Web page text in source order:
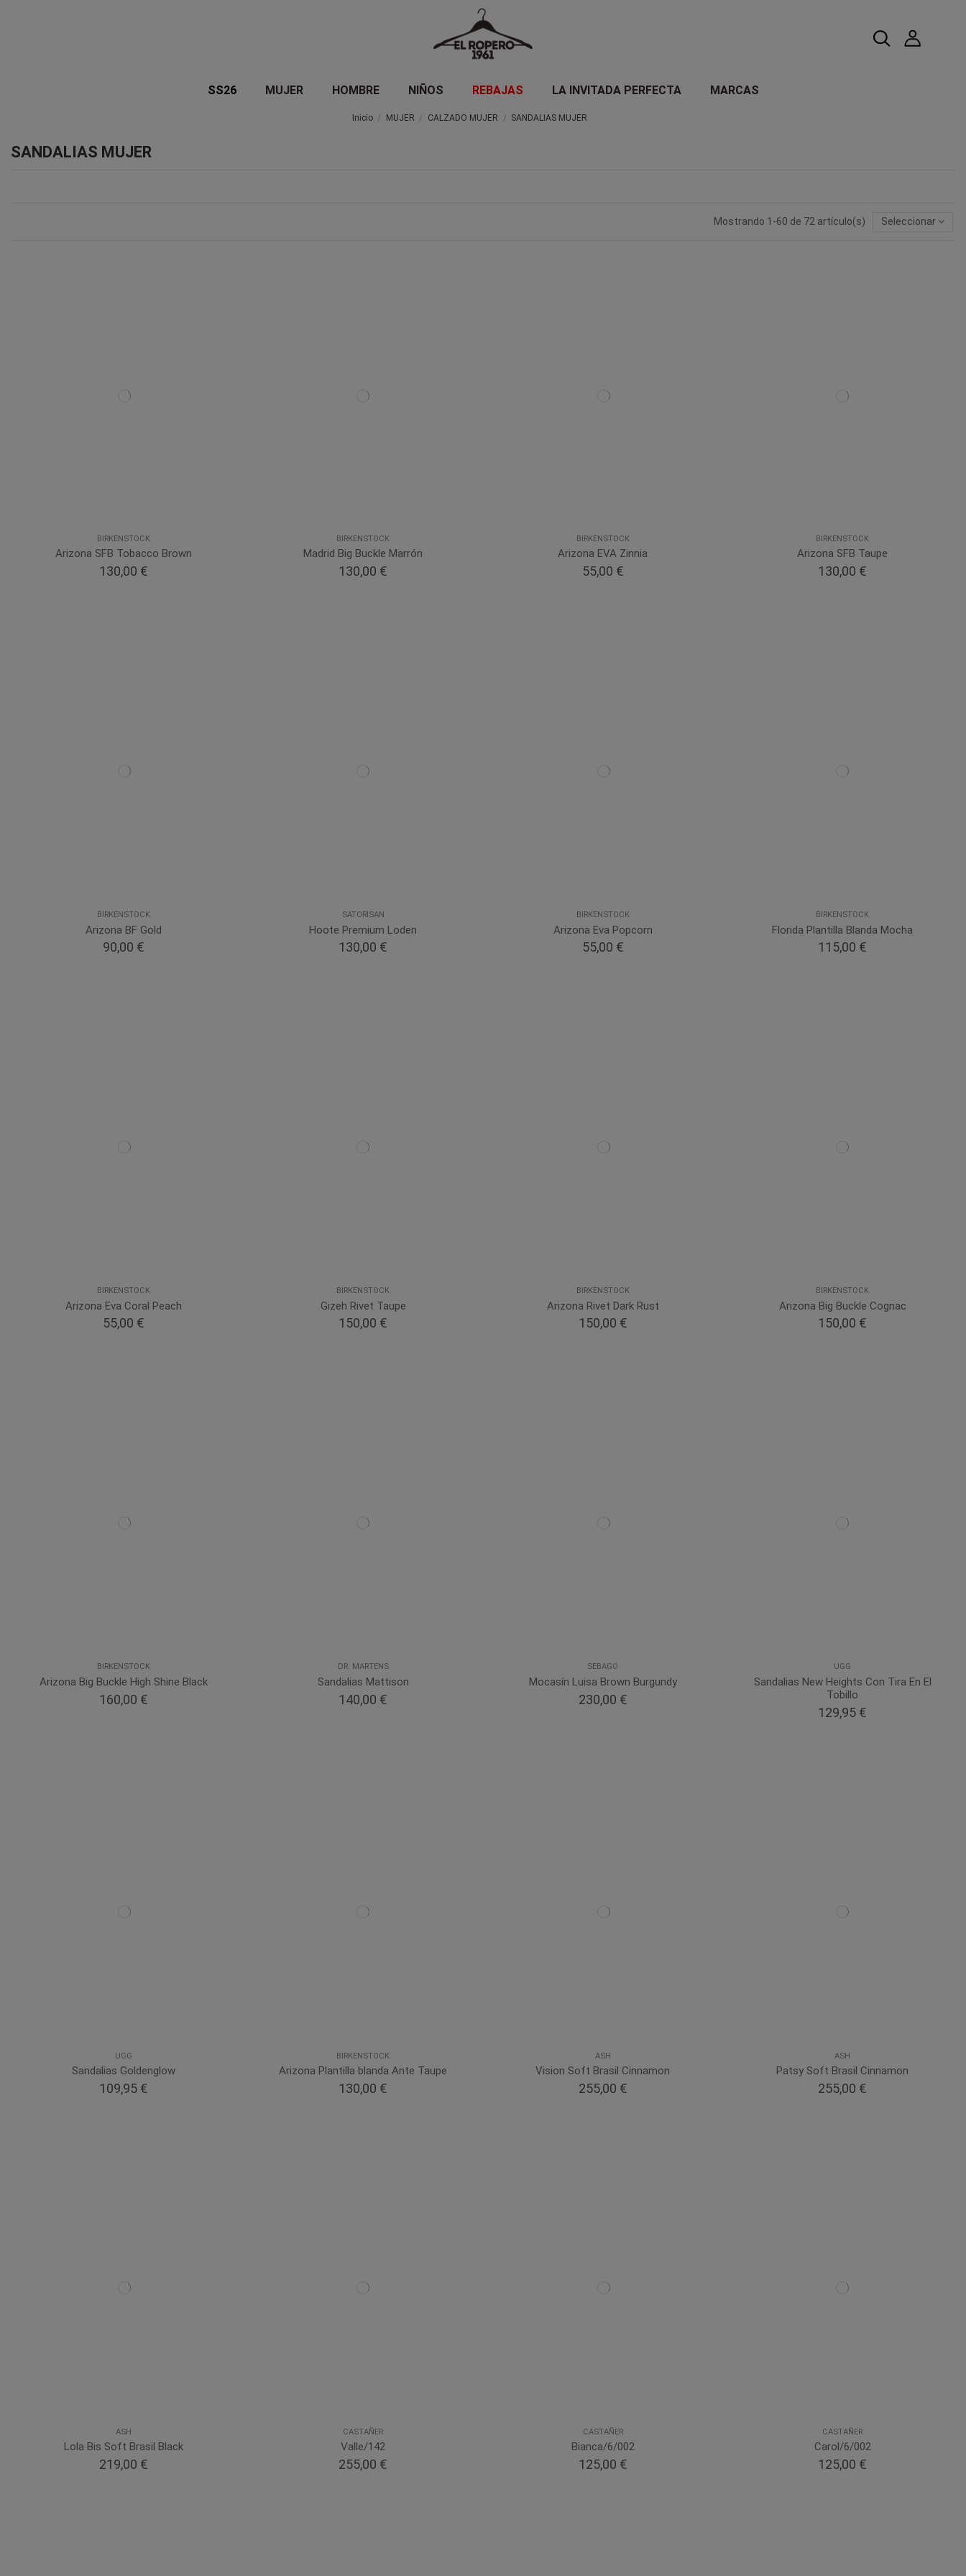
SS26 MUJER HOMBRE NIÑOS REBAJAS LA INVITADA PERFECTA MARCAS
Inicio MUJER CALZADO MUJER SANDALIAS MUJER
SANDALIAS MUJER
Mostrando 1-60 de 72 artículo(s) Seleccionar
BIRKENSTOCK
Arizona SFB Tobacco Brown
130,00 €
BIRKENSTOCK
Madrid Big Buckle Marrón
130,00 €
BIRKENSTOCK
Arizona EVA Zinnia
55,00 €
BIRKENSTOCK
Arizona SFB Taupe
130,00 €
BIRKENSTOCK
Arizona BF Gold
90,00 €
SATORISAN
Hoote Premium Loden
130,00 €
BIRKENSTOCK
Arizona Eva Popcorn
55,00 €
BIRKENSTOCK
Florida Plantilla Blanda Mocha
115,00 €
BIRKENSTOCK
Arizona Eva Coral Peach
55,00 €
BIRKENSTOCK
Gizeh Rivet Taupe
150,00 €
BIRKENSTOCK
Arizona Rivet Dark Rust
150,00 €
BIRKENSTOCK
Arizona Big Buckle Cognac
150,00 €
BIRKENSTOCK
Arizona Big Buckle High Shine Black
160,00 €
DR. MARTENS
Sandalias Mattison
140,00 €
SEBAGO
Mocasín Luisa Brown Burgundy
230,00 €
UGG
Sandalias New Heights Con Tira En El
Tobillo
129,95 €
UGG
Sandalias Goldenglow
109,95 €
BIRKENSTOCK
Arizona Plantilla blanda Ante Taupe
130,00 €
ASH
Vision Soft Brasil Cinnamon
255,00 €
ASH
Patsy Soft Brasil Cinnamon
255,00 €
ASH
Lola Bis Soft Brasil Black
219,00 €
CASTAÑER
Valle/142
255,00 €
CASTAÑER
Bianca/6/002
125,00 €
CASTAÑER
Carol/6/002
125,00 €